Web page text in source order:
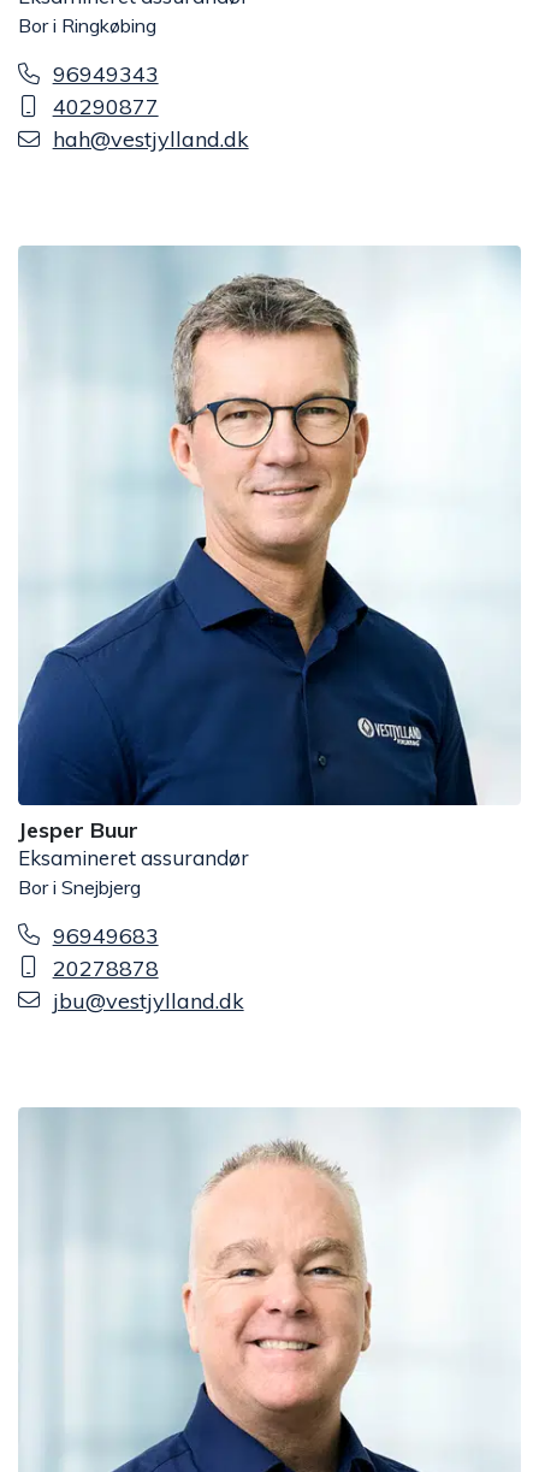
Bor i Ringkøbing
96949343
40290877
hah@vestjylland.dk
Jesper Buur
Eksamineret assurandør
Bor i Snejbjerg
96949683
20278878
jbu@vestjylland.dk